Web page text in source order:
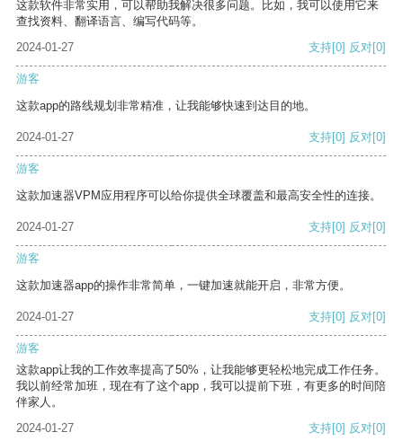
这款软件非常实用，可以帮助我解决很多问题。比如，我可以使用它来
查找资料、翻译语言、编写代码等。
2024-01-27
支持[0] 反对[0]
游客
这款app的路线规划非常精准，让我能够快速到达目的地。
2024-01-27 支持[0] 反对[0]
游客
这款加速器VPM应用程序可以给你提供全球覆盖和最高安全性的连接。
2024-01-27 支持[0] 反对[0]
游客
这款加速器app的操作非常简单，一键加速就能开启，非常方便。
2024-01-27 支持[0] 反对[0]
游客
这款app让我的工作效率提高了50%，让我能够更轻松地完成工作任务。
我以前经常加班，现在有了这个app，我可以提前下班，有更多的时间陪
伴家人。
2024-01-27
支持[0] 反对[0]